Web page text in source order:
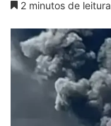
2 minutos de leitura